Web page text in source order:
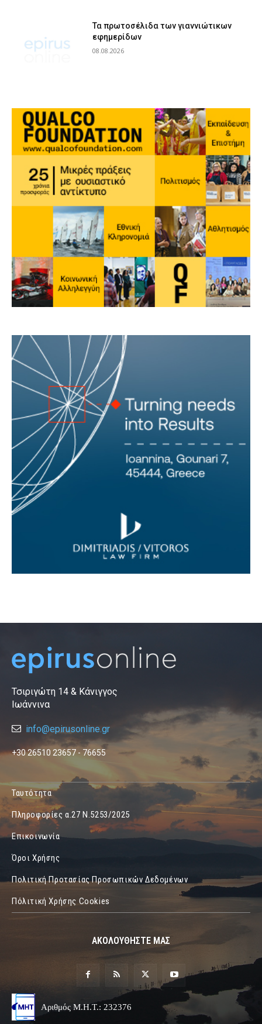
Τα πρωτοσέλιδα των γιαννιώτικων
εφημερίδων
08.08.2026
Τσιριγώτη 14 & Κάνιγγος
Ιωάννινα
info@epirusonline.gr
+30 26510 23657 - 76655
Ταυτότητα
Πληροφορίες α.27 Ν.5253/2025
Επικοινωνία
Όροι Χρήσης
Πολιτική Προτασίας Προσωπικών Δεδομένων
Πόλιτική Χρήσης Cookies
ΑΚΟΛΟΥΘΗΣΤΕ ΜΑΣ
Αριθμός Μ.Η.Τ.: 232376